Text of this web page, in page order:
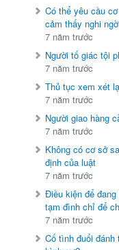
Có thể yêu cầu
cảm thấy nghi ngờ
7 năm trước
Người tố giác tội
7 năm trước
Thủ tục xem xét
7 năm trước
Người giao hàng
7 năm trước
Không có cơ sở
định của luật
7 năm trước
Điều kiện để
tạm đình chỉ để
7 năm trước
Cố tình đuổi